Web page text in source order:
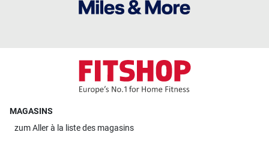
MAGASINS
zumAller à la liste des magasins